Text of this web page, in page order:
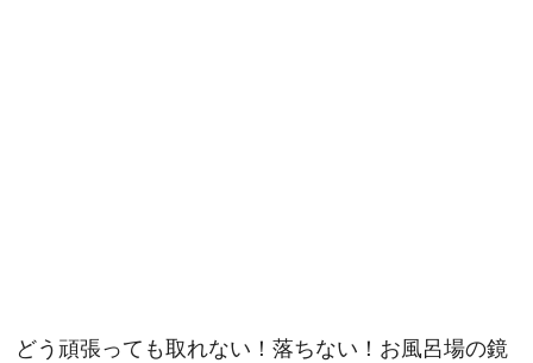
どう頑張っても取れない！落ちない！お風呂場の鏡